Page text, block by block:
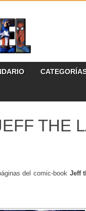
THE
del comic-book Jeff